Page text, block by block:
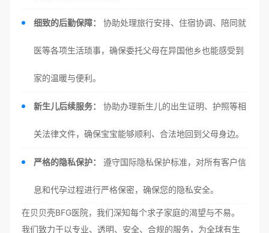
细致的后勤保障： 协助处理旅行安排、住宿协调、陪同就
医等各项生活琐事，确保委托父母在异国他乡也能感受到
家的温暖与便利。
新生儿后续服务： 协助办理新生儿的出生证明、护照等相
关法律文件，确保宝宝能够顺利、合法地回到父母身边。
严格的隐私保护： 遵守国际隐私保护标准，对所有客户信
息和代孕过程进行严格保密，确保您的隐私安全。
在贝贝壳BFG医院，我们深知每个求子家庭的渴望与不易。
我们致力于以专业、透明、安全、合规的服务，为全球有生